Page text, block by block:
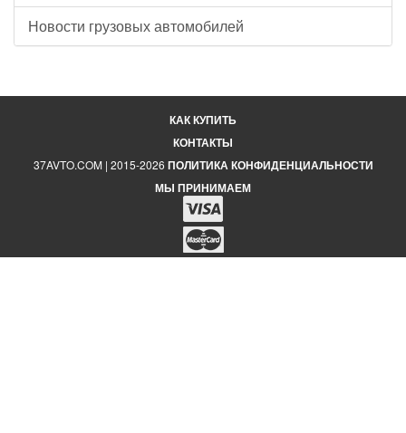
Новости грузовых автомобилей
КАК КУПИТЬ
КОНТАКТЫ
37AVTO.COM | 2015-2026 ПОЛИТИКА КОНФИДЕНЦИАЛЬНОСТИ
МЫ ПРИНИМАЕМ